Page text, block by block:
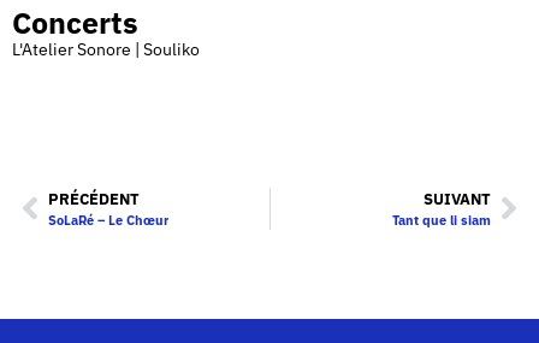
Concerts
L'Atelier Sonore | Souliko
PRÉCÉDENT
SoLaRé – Le Chœur
SUIVANT
Tant que li siam